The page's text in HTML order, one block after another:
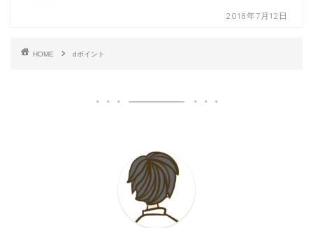
2018年7月12日
HOME dポイント